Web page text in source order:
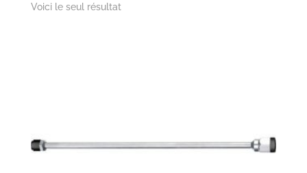
Voici le seul résultat